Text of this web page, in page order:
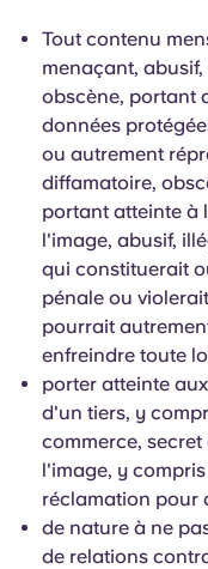
Tout contenu
menaçant,
obscène, portant
données
ou autrement
diffamatoire,
portant atteinte à
l'image, abusif,
qui constituerait
pénale ou
pourrait
enfreindre toute
porter atteinte
d'un tiers, y
commerce,
l'image, y
réclamation pour
de nature à ne
de relations